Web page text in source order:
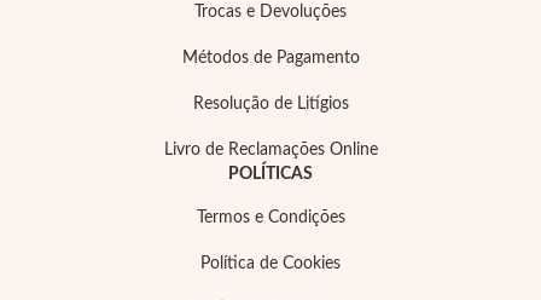
Trocas e Devoluções
Métodos de Pagamento
Resolução de Litígios
Livro de Reclamações Online
POLÍTICAS
Termos e Condições
Política de Cookies